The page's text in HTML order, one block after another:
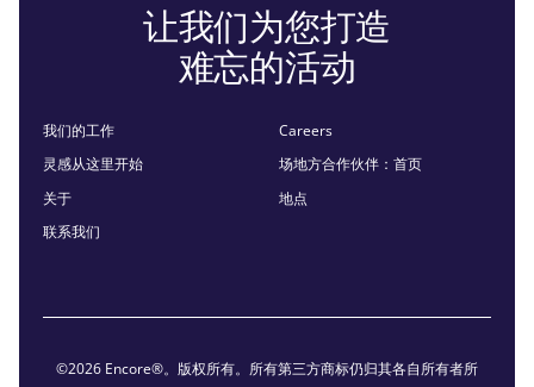
让我们为您打造
难忘的活动
我们的工作
灵感从这里开始
关于
联系我们
Careers
场地方合作伙伴：首页
地点
©2026 Encore®。版权所有。所有第三方商标仍归其各自所有者所